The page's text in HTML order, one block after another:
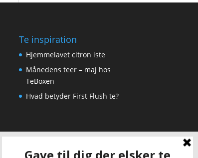
Te inspiration
Hjemmelavet citron iste
Månedens teer – maj hos
TeBoxen
Hvad betyder First Flush te?
SKAL VI VÆRE VENNER?